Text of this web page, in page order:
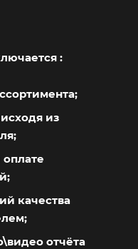
:
из
качества
отчёта